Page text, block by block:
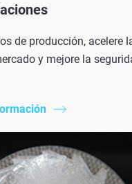
de producción, acelere
y mejore la